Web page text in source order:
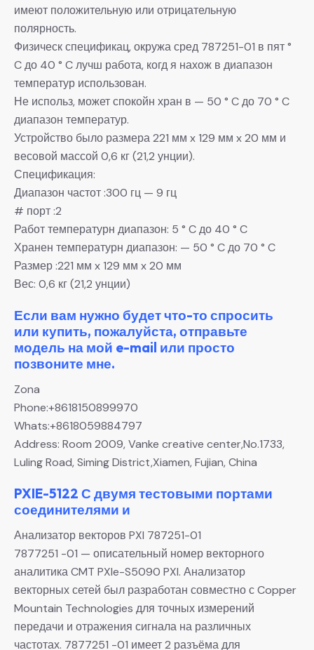
имеют положительную или отрицательную
полярность.
Физическ спецификац, окружа сред 787251-01 в пят °
C до 40 ° C лучш работа, когд я нахож в диапазон
температур использован.
Не использ, может спокойн хран в — 50 ° C до 70 ° C
диапазон температур.
Устройство было размера 221 мм x 129 мм x 20 мм и
весовой массой 0,6 кг (21,2 унции).
Спецификация:
Диапазон частот :300 гц — 9 гц
# порт :2
Работ температурн диапазон: 5 ° C до 40 ° C
Хранен температурн диапазон: — 50 ° C до 70 ° C
Размер :221 мм x 129 мм x 20 мм
Вес: 0,6 кг (21,2 унции)
Если вам нужно будет что-то спросить
или купить, пожалуйста, отправьте
модель на мой e-mail или просто
позвоните мне.
Zona
Phone:+8618150899970
Whats:+8618059884797
Address: Room 2009, Vanke creative center,No.1733,
Luling Road, Siming District,Xiamen, Fujian, China
PXIE-5122 С двумя тестовыми портами
соединителями и
Анализатор векторов PXI 787251-01
7877251 -01 — описательный номер векторного
аналитика CMT PXIe-S5090 PXI. Анализатор
векторных сетей был разработан совместно с Copper
Mountain Technologies для точных измерений
передачи и отражения сигнала на различных
частотах. 7877251 -01 имеет 2 разъёма для